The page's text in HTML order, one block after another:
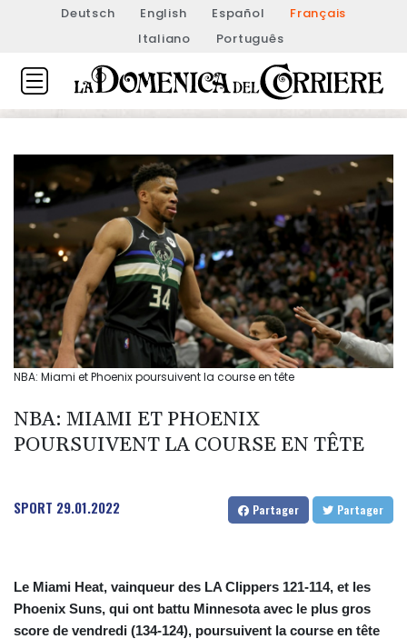
Deutsch English Español
Français
Italiano
Português
NBA: Miami et Phoenix poursuivent la course en tête
NBA: MIAMI ET PHOENIX
POURSUIVENT LA COURSE EN TÊTE
SPORT 29.01.2022 Partager Partager
Le Miami Heat, vainqueur des LA Clippers 121-114, et les
Phoenix Suns, qui ont battu Minnesota avec le plus gros
score de vendredi (134-124), poursuivent la course en tête